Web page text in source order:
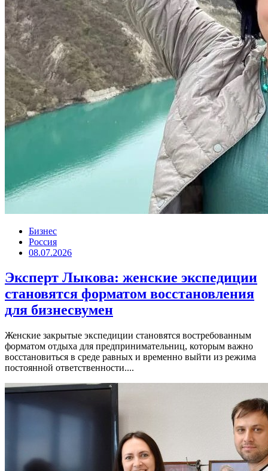
Бизнес
Россия
08.07.2026
Эксперт Лыкова: женские экспедиции
становятся форматом восстановления
для бизнесвумен
Женские закрытые экспедиции становятся востребованным
форматом отдыха для предпринимательниц, которым важно
восстановиться в среде равных и временно выйти из режима
постоянной ответственности....